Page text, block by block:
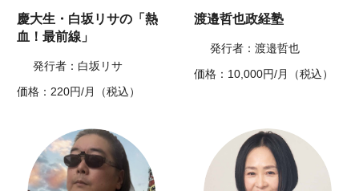
慶大生・白坂リサの「熱
血！最前線」
発行者：白坂リサ
価格：220円/月（税込）
渡邉哲也政経塾
発行者：渡邉哲也
価格：10,000円/月（税込）